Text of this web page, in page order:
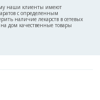
наши клиенты имеют
с определенным
наличие лекарств в сетевых
на дом качественные товары